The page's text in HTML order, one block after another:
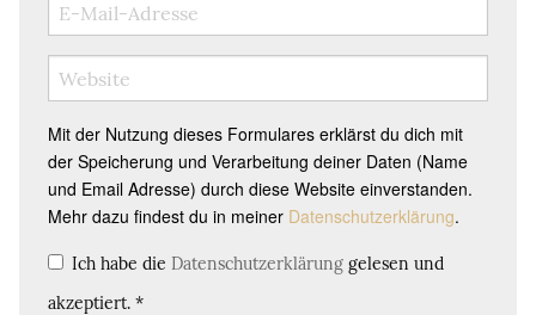
Mit der Nutzung dieses Formulares erklärst du dich mit
der Speicherung und Verarbeitung deiner Daten (Name
und Email Adresse) durch diese Website einverstanden.
Mehr dazu findest du in meiner Datenschutzerklärung.
Ich habe die Datenschutzerklärung gelesen und
akzeptiert. *